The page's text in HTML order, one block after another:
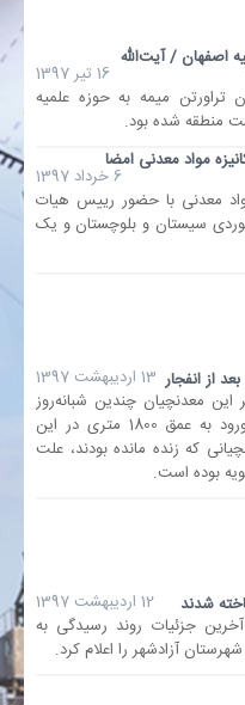
اصفهان / آیت‌الله
16 تیر 1397
میمه به حوزه علمیه
منطقه شده بود.
مواد معدنی امضا
6 خرداد 1397
معدنی با حضور رییس هیات
سیستان و بلوچستان و یک
از انفجار 13 اردیبهشت 1397
معدنچیان چندین شبانه‌روز
طول کشید و تیم‌های مختلفی برای ورود به عمق 1800 متری در این
که زنده مانده بودند، علت
بوده است.
شدند
12 اردیبهشت 1397
جزئیات روند رسیدگی به
آزادشهر را اعلام کرد.